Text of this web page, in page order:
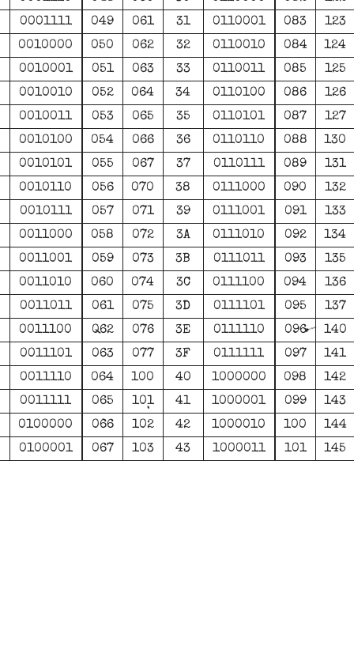
0001111
0010000
0010001
0010010
0010011
0010100
0010101
0010110
0010111
0011000
0011001
0011010
0011011
0011100
0011101
0011110
0011111
0100000
0100001
049
061 31
0110001
050
062 32
0110010
051
063 33
0110011
052
064 34
0110100
053
065 35
0110101
054
066 36
0110110
055
067 37
0110111
056
070 38
0111000
057
071 39
0111001
058
072 3A
0111010
059
073 3B
0111011
060
074 3C
0111100
061
075 3D
0111101
062
076 3E
0111110
063
077 3F
0111111
064
100 40
1000000
065
101 41
1000001
066
102 42
1000010
067
103 43 1000011
083
123
084
124
085
125
086
126
087
127
088
130
089
131
090
132
091
133
092
134
093
135
094
136
095
137
096
140
097
141
098
142
099
143
100
144
101
145